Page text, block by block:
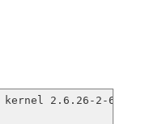
2.6.26-2-686